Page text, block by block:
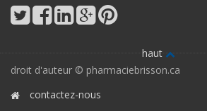
haut
droit d'auteur © pharmaciebrisson.ca
contactez-nous